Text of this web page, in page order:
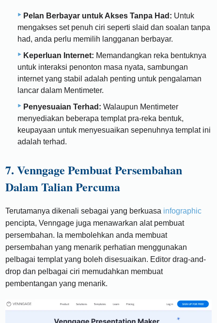
Pelan Berbayar untuk Akses Tanpa Had: Untuk
mengakses set penuh ciri seperti slaid dan soalan tanpa
had, anda perlu memilih langganan berbayar.
Keperluan Internet: Memandangkan reka bentuknya
untuk interaksi penonton masa nyata, sambungan
internet yang stabil adalah penting untuk pengalaman
lancar dalam Mentimeter.
Penyesuaian Terhad: Walaupun Mentimeter
menyediakan beberapa templat pra-reka bentuk,
keupayaan untuk menyesuaikan sepenuhnya templat ini
adalah terhad.
7. Venngage Pembuat Persembahan
Dalam Talian Percuma
Terutamanya dikenali sebagai yang berkuasa infographic
pencipta, Venngage juga menawarkan alat pembuat
persembahan. Ia membolehkan anda membuat
persembahan yang menarik perhatian menggunakan
pelbagai templat yang boleh disesuaikan. Editor drag-and-
drop dan pelbagai ciri memudahkan membuat
pembentangan yang menarik.